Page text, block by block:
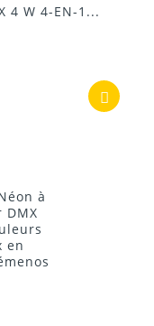
4 W 4-EN-1...